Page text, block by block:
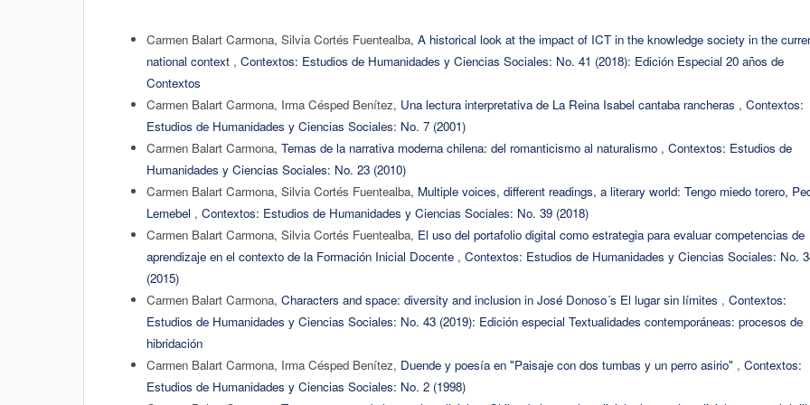
Carmen Balart Carmona, Silvia Cortés Fuentealba, A historical look at the impact of ICT in the knowledge society in the
national context , Contextos: Estudios de Humanidades y Ciencias Sociales: No. 41 (2018): Edición Especial 20 años de
Contextos
Carmen Balart Carmona, Irma Césped Benítez, Una lectura interpretativa de La Reina Isabel cantaba rancheras , Contextos:
Estudios de Humanidades y Ciencias Sociales: No. 7 (2001)
Carmen Balart Carmona, Temas de la narrativa moderna chilena: del romanticismo al naturalismo , Contextos: Estudios de
Humanidades y Ciencias Sociales: No. 23 (2010)
Carmen Balart Carmona, Silvia Cortés Fuentealba, Multiple voices, different readings, a literary world: Tengo miedo torero,
Lemebel , Contextos: Estudios de Humanidades y Ciencias Sociales: No. 39 (2018)
Carmen Balart Carmona, Silvia Cortés Fuentealba, El uso del portafolio digital como estrategia para evaluar competencias de
aprendizaje en el contexto de la Formación Inicial Docente , Contextos: Estudios de Humanidades y Ciencias Sociales: No.
(2015)
Carmen Balart Carmona, Characters and space: diversity and inclusion in José Donoso´s El lugar sin límites , Contextos:
Estudios de Humanidades y Ciencias Sociales: No. 43 (2019): Edición especial Textualidades contemporáneas: procesos de
hibridación
Carmen Balart Carmona, Irma Césped Benítez, Duende y poesía en "Paisaje con dos tumbas y un perro asirio" , Contextos:
Estudios de Humanidades y Ciencias Sociales: No. 2 (1998)